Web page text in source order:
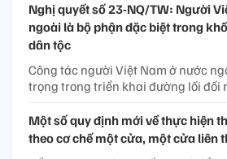
Nghị quyết số 23-NQ/TW: Người
ngoài là bộ phận đặc biệt trong
dân tộc
Công tác người Việt Nam ở nước
trọng trong triển khai đường lối đối
Một số quy định mới về thực hiện
theo cơ chế một cửa, một cửa liên